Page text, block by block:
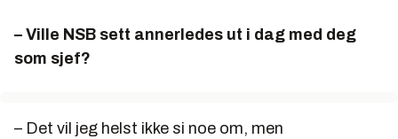
– Ville NSB sett annerledes ut i dag med deg
som sjef?
– Det vil jeg helst ikke si noe om, men